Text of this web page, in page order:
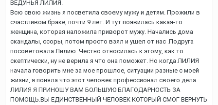
ВЕДУНЬЯ ЛИЛИЯ.
Всю свою жизнь я посветила своему мужу и детям. Прожили в
счастливом браке, почти 9 лет. И тут появилась какая-то
женщина, которая наложила приворот мужу. Начались дома
скандалы, ссоры, потом просто взял и ушел от нас .Подруга
посоветовала Лилию. Честно относилась к этому, как то
скептически, ну не верила я что она поможет. Но когда ЛИЛИЯ
начала говорить мне за мое прошлое, ситуации разные с моей
жизни, я поняла что этот человек профессионал своего дела.
ЛИЛИЯ Я ПРИНОШУ ВАМ БОЛЬШУЮ БЛАГОДАРНОСТЬ ЗА
ПОМОЩЬ.ВЫ ЕДИНСТВЕННЫЙ ЧЕЛОВЕК КОТОРЫЙ СМОГ ВЕРНУТЬ